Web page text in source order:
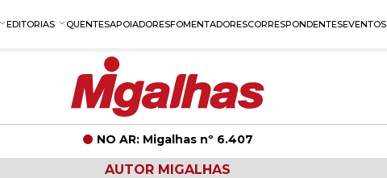
EDITORIAS QUENTESAPOIADORESFOMENTADORESCORRESPONDENTESEVENTOS
NO AR: Migalhas nº 6.407
AUTOR MIGALHAS